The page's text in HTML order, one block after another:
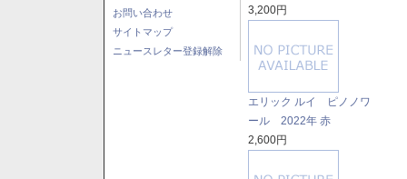
お問い合わせ
サイトマップ
ニュースレター登録解除
3,200円
エリック ルイ ピノノワ
ール 2022年 赤
2,600円